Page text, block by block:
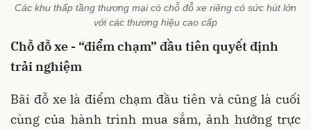
Các khu thấp tầng thương mại có chỗ đỗ xe riêng có sức hút lớn
với các thương hiệu cao cấp
Chỗ đỗ xe - “điểm chạm” đầu tiên quyết định
trải nghiệm
Bãi đỗ xe là điểm chạm đầu tiên và cũng là cuối
cùng của hành trình mua sắm, ảnh hưởng trực